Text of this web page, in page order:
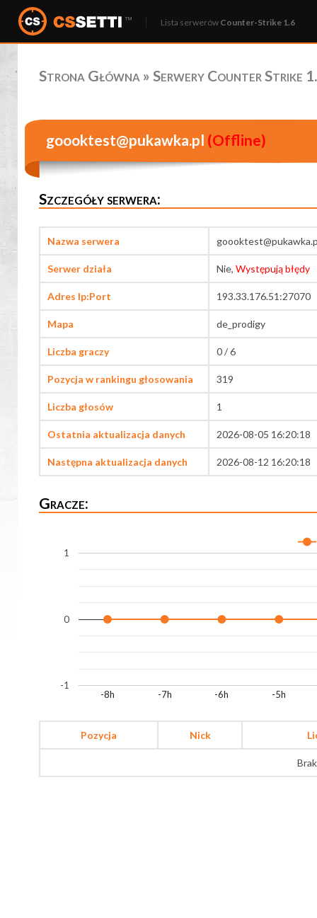
Lista serwerów Counter-Strike 1.6
Strona Główna » Serwery Counter Strike
goooktest@pukawka.pl (Offline)
Szczegóły serwera:
Nazwa serwera
Serwer działa Nie, Występują błędy
Adres Ip:Port 193.33.176.51:27070
Mapa de_prodigy
Liczba graczy 0 / 6
Pozycja w rankingu głosowania 319
Liczba głosów 1
Ostatnia aktualizacja danych 2026-08-05 16:20:18
Następna aktualizacja danych 2026-08-12 16:20:18
Gracze:
-8h -7h -6h -5h
-1
0
1
Pozycja Nick